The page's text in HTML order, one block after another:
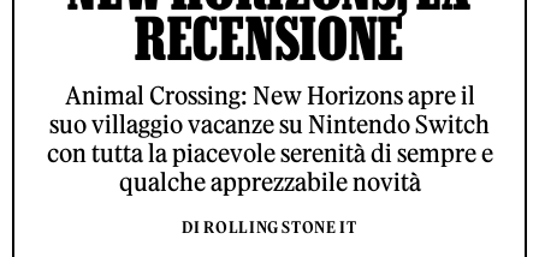
RECENSIONE
Animal Crossing: New Horizons apre il
suo villaggio vacanze su Nintendo Switch
con tutta la piacevole serenità di sempre e
qualche apprezzabile novità
DI ROLLING STONE IT